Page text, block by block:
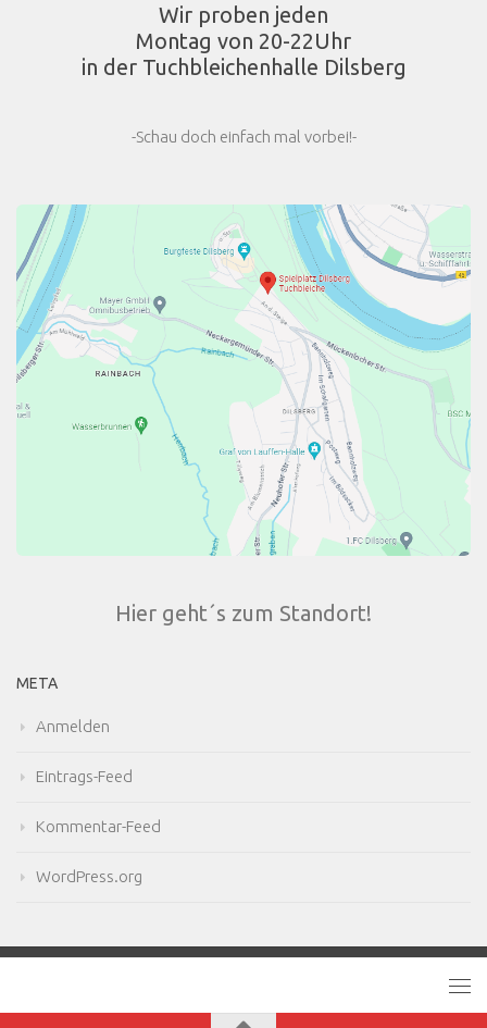
Wir proben jeden
Montag von 20-22Uhr
in der Tuchbleichenhalle Dilsberg
-Schau doch einfach mal vorbei!-
Hier geht´s zum Standort!
META
Anmelden
Eintrags-Feed
Kommentar-Feed
WordPress.org